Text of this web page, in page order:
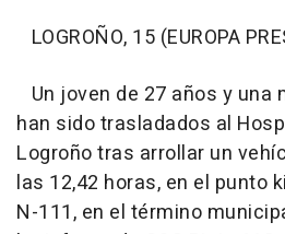
LOGROÑO, 15 (EUROPA
Un joven de 27 años y una
han sido trasladados al
Logroño tras arrollar un
las 12,42 horas, en el punto
N-111, en el término